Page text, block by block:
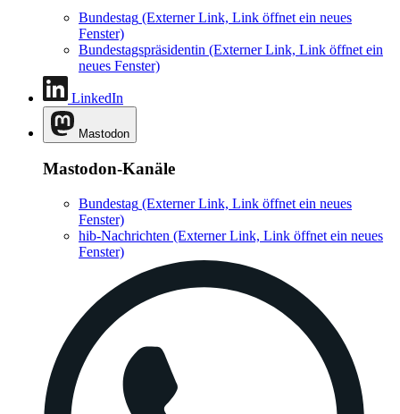
Bundestag (Externer Link, Link öffnet ein neues
Fenster)
Bundestagspräsidentin (Externer Link, Link öffnet ein
neues Fenster)
LinkedIn
Mastodon
Mastodon-Kanäle
Bundestag (Externer Link, Link öffnet ein neues
Fenster)
hib-Nachrichten (Externer Link, Link öffnet ein neues
Fenster)